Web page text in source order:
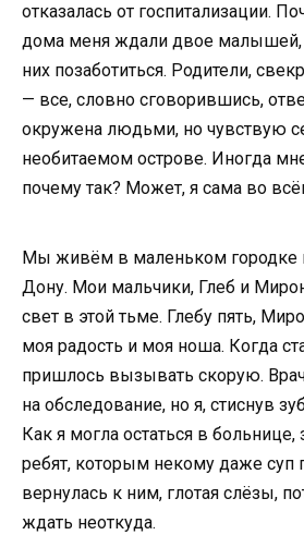
отказалась от госпитализации.
дома меня ждали двое
них позаботиться. Родители,
— все, словно сговорившись,
окружена людьми, но чувствую
необитаемом острове. Иногда
почему так? Может, я сама во
Мы живём в маленьком городке
Дону. Мои мальчики, Глеб и
свет в этой тьме. Глебу пять,
моя радость и моя ноша. Когда
пришлось вызывать скорую.
на обследование, но я, стиснув
Как я могла остаться в больнице,
ребят, которым некому даже суп
вернулась к ним, глотая слёзы,
ждать неоткуда.